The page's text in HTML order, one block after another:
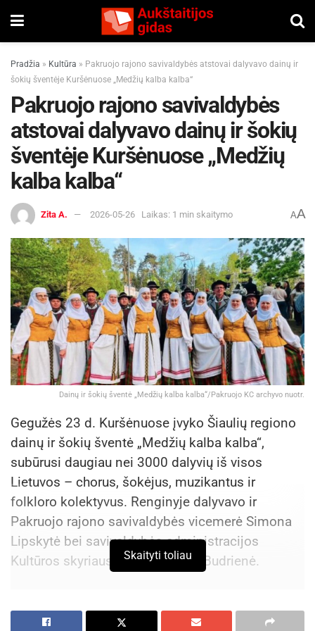
Pradžia » Kultūra » Pakruojo rajono savivaldybės atstovai dalyvavo dainų ir
šokių šventėje Kuršėnuose „Medžių kalba kalba“
Pakruojo rajono savivaldybės
atstovai dalyvavo dainų ir šokių
šventėje Kuršėnuose „Medžių
kalba kalba“
Zita A. 2026-05-26 Laikas: 1 min skaitymo AA
Dainų ir šokių šventė „Medžių kalba kalba“/Pakruojo KC archyvo nuotr.
Gegužės 23 d. Kuršėnuose įvyko Šiaulių regiono
dainų ir šokių šventė „Medžių kalba kalba“,
subūrusi daugiau nei 3000 dalyvių iš visos
Lietuvos – chorus, šokėjus, muzikantus ir
folkloro kolektyvus. Renginyje dalyvavo ir
Pakruojo rajono savivaldybės vicemerė Simona
Lipskytė bei savivaldybės administracijos
Kultūros skyriaus vedėja Renata Budrienė.
Skaityti toliau